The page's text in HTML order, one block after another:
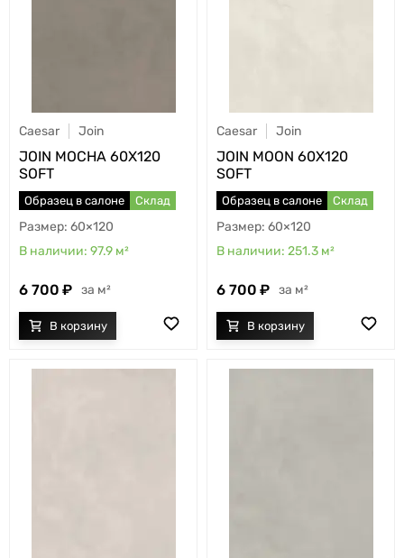
Caesar Join
JOIN MOCHA 60X120
SOFT
Образец в салоне Склад
60×120
97.9 м²
6 700 м²
Caesar Join
JOIN MOON 60X120
SOFT
Образец в салоне Склад
60×120
251.3 м²
6 700 м²